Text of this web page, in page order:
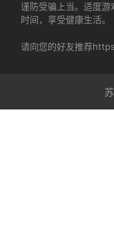
谨防受骗上当。适度
时间，享受健康生活。
请向您的好友推荐